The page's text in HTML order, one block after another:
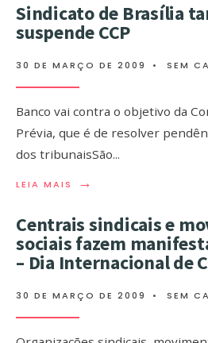
Sindicato de Brasília
suspende CCP
30 DE MARÇO DE 2009 • SEM
Banco vai contra o objetivo da
Prévia, que é de resolver
dos tribunaisSão...
LEIA MAIS →
Centrais sindicais e
sociais fazem
– Dia Internacional de
30 DE MARÇO DE 2009 • SEM